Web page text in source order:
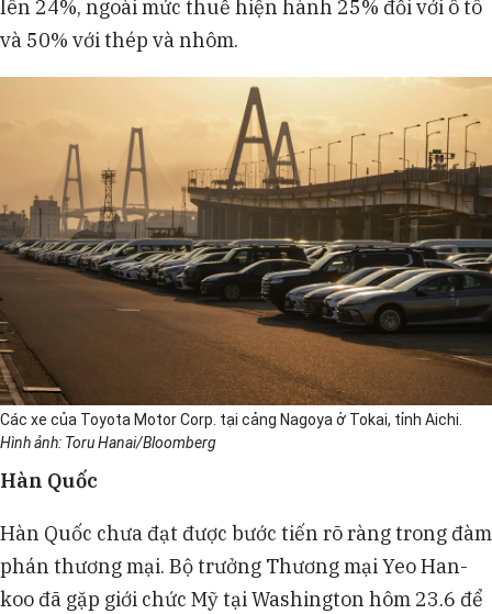
lên 24%, ngoài mức thuế hiện hành 25% đối với ô tô
và 50% với thép và nhôm.
Các xe của Toyota Motor Corp. tại cảng Nagoya ở Tokai, tỉnh Aichi.
Hình ảnh: Toru Hanai/Bloomberg
Hàn Quốc
Hàn Quốc chưa đạt được bước tiến rõ ràng trong đàm
phán thương mại. Bộ trưởng Thương mại Yeo Han-
koo đã gặp giới chức Mỹ tại Washington hôm 23.6 để